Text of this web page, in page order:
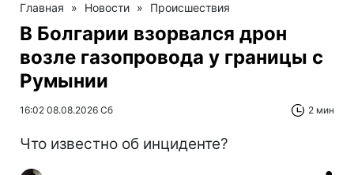
Главная » Новости » Происшествия
В Болгарии взорвался дрон
возле газопровода у границы с
Румынии
16:02 08.08.2026 Сб 2 мин
Что известно об инциденте?